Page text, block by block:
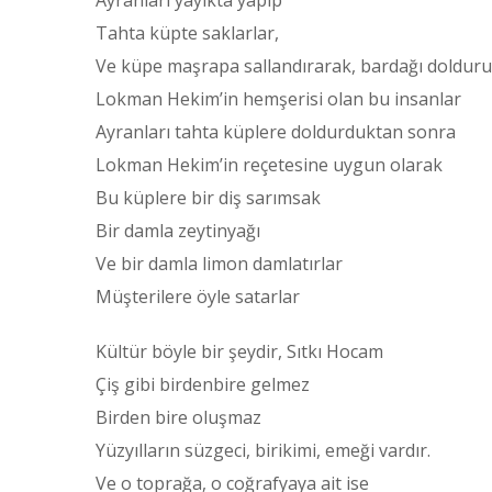
Tahta küpte saklarlar,
Ve küpe maşrapa sallandırarak, bardağı
Lokman Hekim’in hemşerisi olan bu insanlar
Ayranları tahta küplere doldurduktan sonra
Lokman Hekim’in reçetesine uygun olarak
Bu küplere bir diş sarımsak
Bir damla zeytinyağı
Ve bir damla limon damlatırlar
Müşterilere öyle satarlar
Kültür böyle bir şeydir, Sıtkı Hocam
Çiş gibi birdenbire gelmez
Birden bire oluşmaz
Yüzyılların süzgeci, birikimi, emeği vardır.
Ve o toprağa, o coğrafyaya ait ise